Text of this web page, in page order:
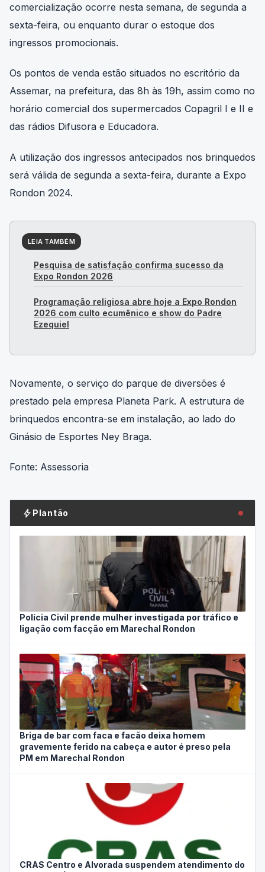
comercialização ocorre nesta semana, de segunda a
sexta-feira, ou enquanto durar o estoque dos
ingressos promocionais.
Os pontos de venda estão situados no escritório da
Assemar, na prefeitura, das 8h às 19h, assim como no
horário comercial dos supermercados Copagril I e II e
A utilização dos ingressos antecipados nos brinquedos
será válida de segunda a sexta-feira, durante a Expo
Rondon 2024.
LEIA TAMBÉM
Pesquisa de satisfação confirma sucesso da
Expo Rondon 2026
Programação religiosa abre hoje a Expo Rondon
2026 com culto ecumênico e show do Padre
Ezequiel
Novamente, o serviço do parque de diversões é
prestado pela empresa Planeta Park. A estrutura de
brinquedos encontra-se em instalação, ao lado do
Ginásio de Esportes Ney Braga.
bolt
Polícia Civil prende mulher investigada por tráfico e
ligação com facção em Marechal Rondon
Briga de bar com faca e facão deixa homem
gravemente ferido na cabeça e autor é preso pela